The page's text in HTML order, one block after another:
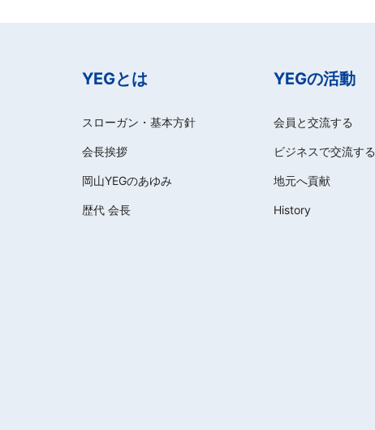
YEGとは
スローガン・基本方針
会長挨拶
岡山YEGのあゆみ
歴代 会長
YEGの活動
会員と交流する
ビジネスで交流する
地元へ貢献
History